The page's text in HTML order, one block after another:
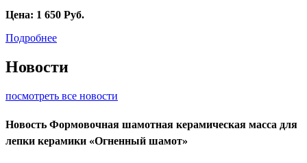
Цена: 1 650 Руб.
Подробнее
Новости
посмотреть все новости
Новость Формовочная шамотная керамическая масса для
лепки керамики «Огненный шамот»